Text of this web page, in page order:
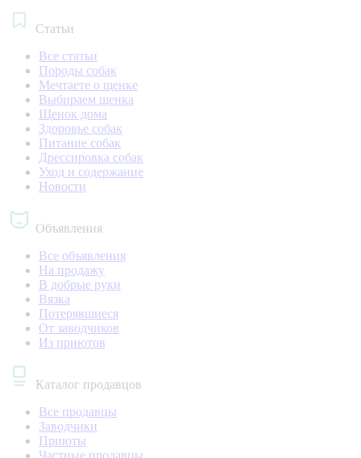
Статьи
Все статьи
Породы собак
Мечтаете о щенке
Выбираем щенка
Щенок дома
Здоровье собак
Питание собак
Дрессировка собак
Уход и содержание
Новости
Объявления
Все объявления
На продажу
В добрые руки
Вязка
Потерявшиеся
От заводчиков
Из приютов
Каталог продавцов
Все продавцы
Заводчики
Приюты
Частные продавцы